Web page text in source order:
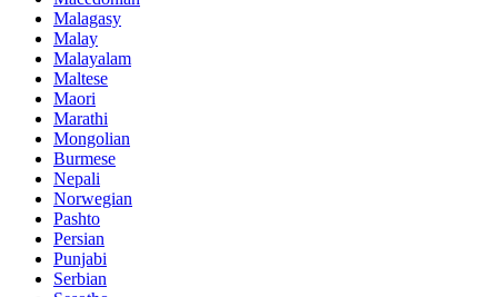
Malagasy
Malay
Malayalam
Maltese
Maori
Marathi
Mongolian
Burmese
Nepali
Norwegian
Pashto
Persian
Punjabi
Serbian